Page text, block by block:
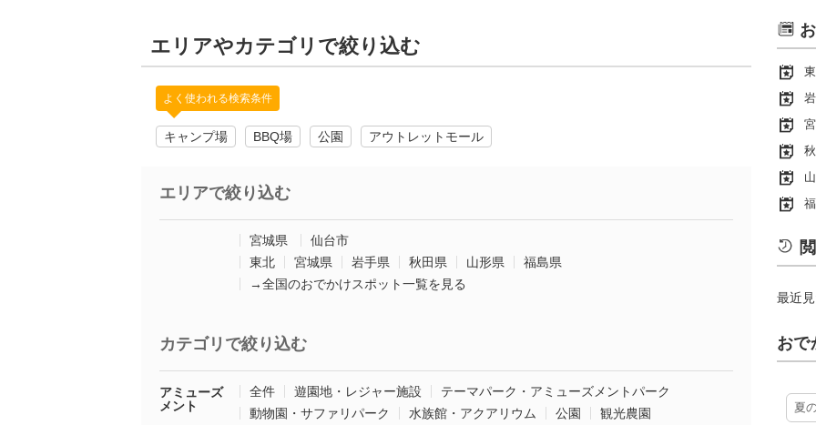
エリアやカテゴリで絞り込む
よく使われる検索条件
キャンプ場 BBQ場 公園 アウトレットモール
エリアで絞り込む
宮城県
仙台市
東北
宮城県 岩手県 秋田県 山形県
福島県
→全国のおでかけスポット一覧を見る
カテゴリで絞り込む
アミューズ
メント
全件 遊園地・レジャー施設
テーマパーク・アミューズメントパーク
動物園・サファリパーク
水族館・アクアリウム 公園
観光農園
最近
おで
夏